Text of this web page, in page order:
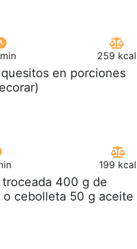
259 kcal
en porciones
199 kcal
400 g de
o cebolleta 50 g aceite